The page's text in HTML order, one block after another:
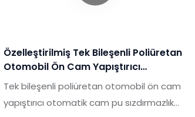
kusurlarını özetler ve sürekli olarak
Sızdırmazlık Mektubu özelliklerine göre
özelliklerinize göre özelleştirilebilir
Özelleştirilmiş Tek Bileşenli Poliüretan
Otomobil Ön Cam Yapıştırıcı
Otomatik Cam Pu Sızdırmazlık
Maddesi
Tek bileşenli poliüretan otomobil ön cam
yapıştırıcı otomatik cam pu sızdırmazlık